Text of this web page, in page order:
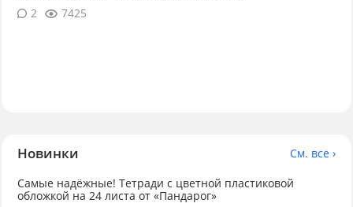
2
7425
Новинки
См. все ›
Самые надёжные! Тетради с цветной пластиковой
обложкой на 24 листа от «Пандарог»